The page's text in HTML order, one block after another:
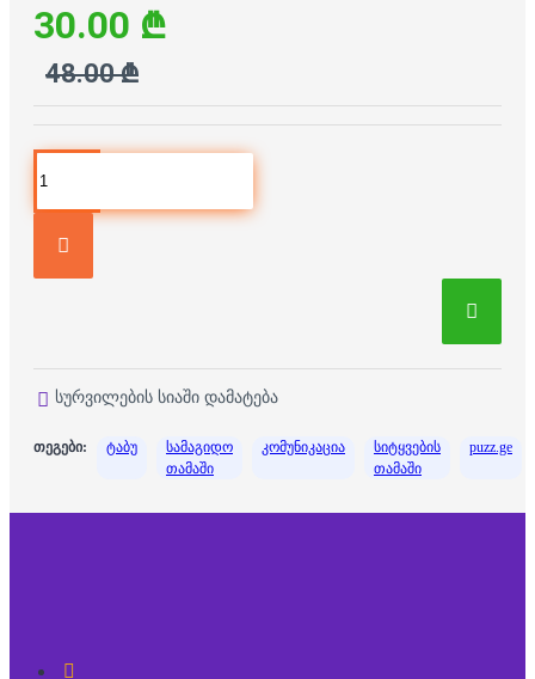
30.00 ₾
48.00 ₾
სურვილების სიაში დამატება
თეგები: ტაბუ
სამაგიდო
თამაში
კომუნიკაცია
სიტყვების
თამაში
puzz.ge